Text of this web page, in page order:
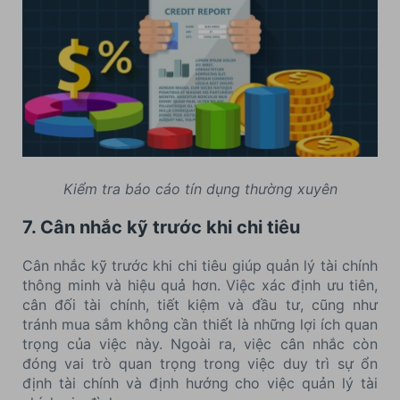
Kiểm tra báo cáo tín dụng thường xuyên
7. Cân nhắc kỹ trước khi chi tiêu
Cân nhắc kỹ trước khi chi tiêu giúp quản lý tài chính
thông minh và hiệu quả hơn. Việc xác định ưu tiên,
cân đối tài chính, tiết kiệm và đầu tư, cũng như
tránh mua sắm không cần thiết là những lợi ích quan
trọng của việc này. Ngoài ra, việc cân nhắc còn
đóng vai trò quan trọng trong việc duy trì sự ổn
định tài chính và định hướng cho việc quản lý tài